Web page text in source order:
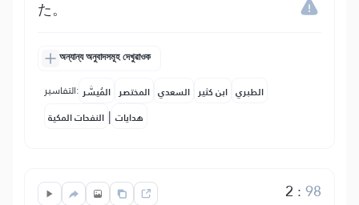
た。
অন্যান্য অনুবাদসমূহ দেখুৱাওক
التفاسير: المُيسَّر المختصر السعدي ابن كثير الطبري
النفحات المكية | هدايات
2 :98